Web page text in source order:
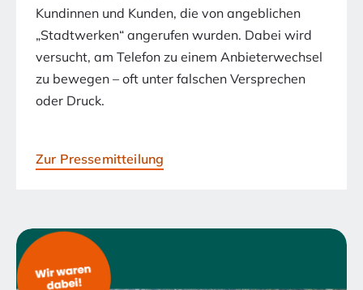
Kundinnen und Kunden, die von angeblichen
„Stadtwerken“ angerufen wurden. Dabei wird
versucht, am Telefon zu einem Anbieterwechsel
zu bewegen – oft unter falschen Versprechen
oder Druck.
Zur Pressemitteilung